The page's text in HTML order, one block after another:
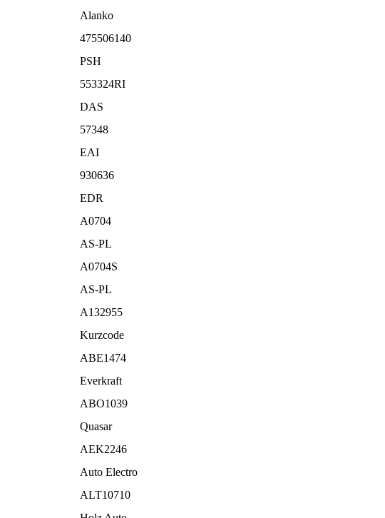
Alanko
475506140
PSH
553324RI
DAS
57348
EAI
930636
EDR
A0704
AS-PL
A0704S
AS-PL
A132955
Kurzcode
ABE1474
Everkraft
ABO1039
Quasar
AEK2246
Auto Electro
ALT10710